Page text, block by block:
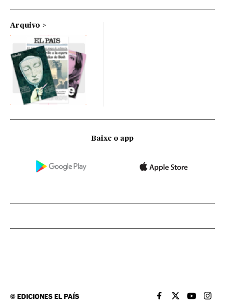
Arquivo
Baixe o app
©EDICIONES EL PAÍS EL PAÍS BRASIL EN
EL PAÍSEL PAÍS
EL